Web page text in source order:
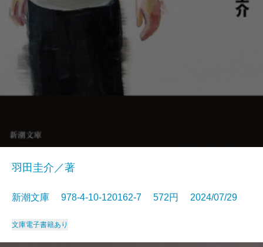
羽田圭介／著
新潮文庫 978-4-10-120162-7 572円 2024/07/29
文庫電子書籍あり